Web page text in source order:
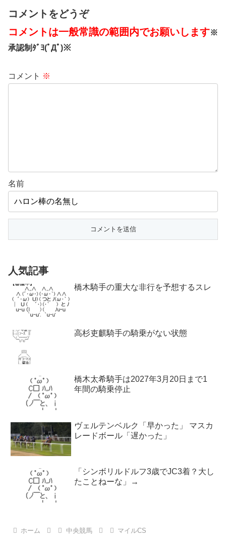
コメントをどうぞ
コメントは一般常識の範囲内でお願いします※
承認制ﾀﾞﾖ(ﾟДﾟ)※
コメント ※
名前
人気記事
橋木騎手の重大な非行を予想するスレ
高杉吏麒騎手の騎乗がない状態
橋木太希騎手は2027年3月20日まで1
年間の騎乗停止
ヴェルテンベルク「早かった」 マスカ
レードボール「遅かった」
「シンボリルドルフ3歳でJC3着？大し
たことねーな」→
ホーム 中央競馬 マイルCS